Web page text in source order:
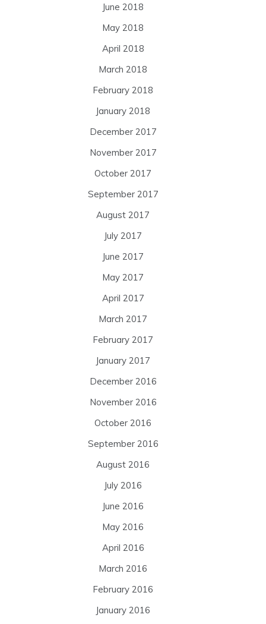
June 2018
May 2018
April 2018
March 2018
February 2018
January 2018
December 2017
November 2017
October 2017
September 2017
August 2017
July 2017
June 2017
May 2017
April 2017
March 2017
February 2017
January 2017
December 2016
November 2016
October 2016
September 2016
August 2016
July 2016
June 2016
May 2016
April 2016
March 2016
February 2016
January 2016